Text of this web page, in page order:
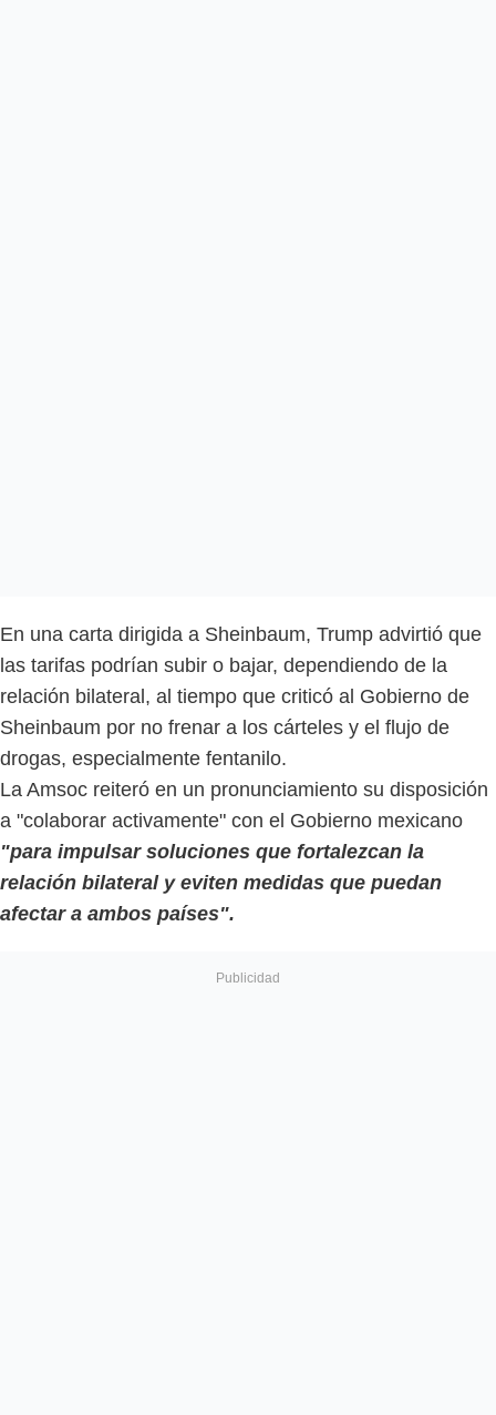
En una carta dirigida a Sheinbaum, Trump advirtió que
las tarifas podrían subir o bajar, dependiendo de la
relación bilateral, al tiempo que criticó al Gobierno de
Sheinbaum por no frenar a los cárteles y el flujo de
drogas, especialmente fentanilo.
La Amsoc reiteró en un pronunciamiento su disposición
a "colaborar activamente" con el Gobierno mexicano
"para impulsar soluciones que fortalezcan la
relación bilateral y eviten medidas que puedan
afectar a ambos países".